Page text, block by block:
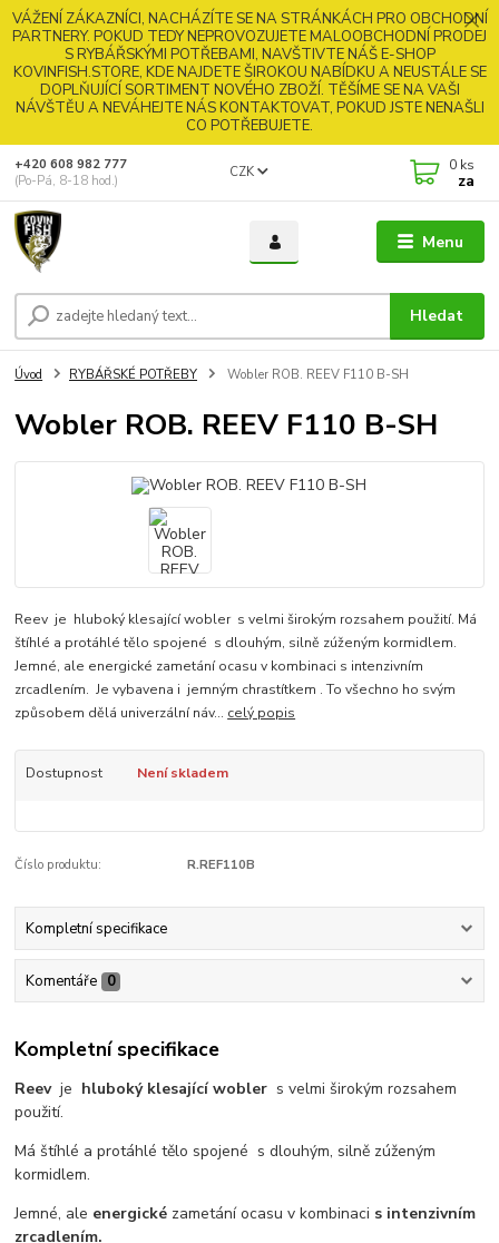
VÁŽENÍ ZÁKAZNÍCI, NACHÁZÍTE SE NA STRÁNKÁCH PRO OBCHODNÍ
PARTNERY. POKUD TEDY NEPROVOZUJETE MALOOBCHODNÍ PRODEJ
S RYBÁŘSKÝMI POTŘEBAMI, NAVŠTIVTE NÁŠ E-SHOP
KOVINFISH.STORE, KDE NAJDETE ŠIROKOU NABÍDKU A NEUSTÁLE SE
DOPLŇUJÍCÍ SORTIMENT NOVÉHO ZBOŽÍ. TĚŠÍME SE NA VAŠI
NÁVŠTĚU A NEVÁHEJTE NÁS KONTAKTOVAT, POKUD JSTE NENAŠLI
CO POTŘEBUJETE.
Menu
CZK
Hledat
+420 608 982 777
(Po-Pá, 8-18 hod.)
0 ks
za
Úvod RYBÁŘSKÉ POTŘEBY Wobler ROB. REEV F110 B-SH
Wobler ROB. REEV F110 B-SH
Reev je hluboký klesající wobler s velmi širokým rozsahem použití. Má
štíhlé a protáhlé tělo spojené s dlouhým, silně zúženým kormidlem.
Jemné, ale energické zametání ocasu v kombinaci s intenzivním
zrcadlením. Je vybavena i jemným chrastítkem . To všechno ho svým
způsobem dělá univerzální náv... celý popis
Dostupnost Není skladem
Číslo produktu: R.REF110B
Kompletní specifikace
Komentáře 0
Kompletní specifikace
Reevje hluboký klesající wobler s velmi širokým rozsahem
použití.
Má štíhlé a protáhlé tělo spojené s dlouhým, silně zúženým
kormidlem.
Jemné, ale energické zametání ocasu v kombinaci s intenzivním
zrcadlením.